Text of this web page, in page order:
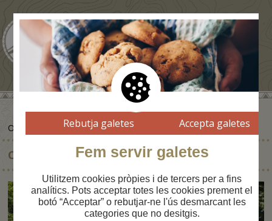
ON DORMIR
CHAMBRES D'HÔTES LA CAMINADA VIELHA
Rebutja galetes Accepta galetes
Fem servir galetes
Utilitzem cookies pròpies i de tercers per a fins
analítics. Pots acceptar totes les cookies prement el
botó “Acceptar” o rebutjar-ne l'ús desmarcant les
categories que no desitgis.